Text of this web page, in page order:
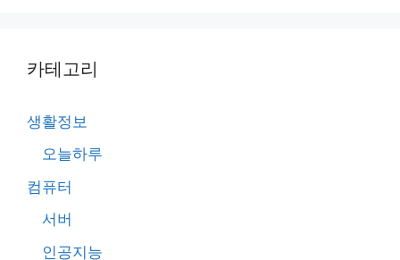
카테고리
생활정보
오늘하루
컴퓨터
서버
인공지능